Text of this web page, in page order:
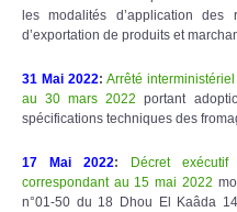
les modalités d’application des
d’exportation de produits et
31 Mai 2022: Arrêté
au 30 mars 2022 portant
spécifications techniques des
17 Mai 2022:
Décret
correspondant au 15 mai 2022
n°01-50 du 18 Dhou El Kaâda